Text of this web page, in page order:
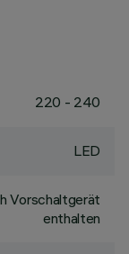
220 - 240
LED
Vorschaltgerät
enthalten